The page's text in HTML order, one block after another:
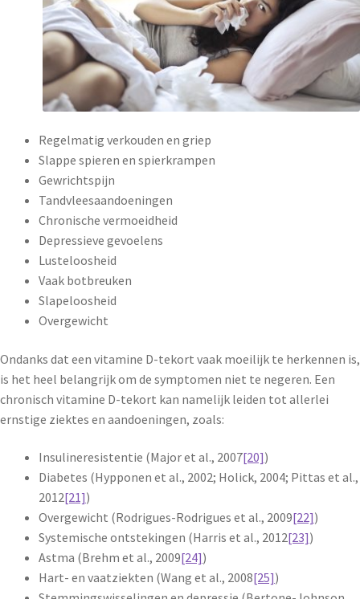
Regelmatig verkouden en griep
Slappe spieren en spierkrampen
Gewrichtspijn
Tandvleesaandoeningen
Chronische vermoeidheid
Depressieve gevoelens
Lusteloosheid
Vaak botbreuken
Slapeloosheid
Overgewicht
Ondanks dat een vitamine D-tekort vaak moeilijk te herkennen is,
is het heel belangrijk om de symptomen niet te negeren. Een
chronisch vitamine D-tekort kan namelijk leiden tot allerlei
ernstige ziektes en aandoeningen, zoals:
Insulineresistentie (Major et al., 2007[20])
Diabetes (Hypponen et al., 2002; Holick, 2004; Pittas et al.,
2012[21])
Overgewicht (Rodrigues-Rodrigues et al., 2009[22])
Systemische ontstekingen (Harris et al., 2012[23])
Astma (Brehm et al., 2009[24])
Hart- en vaatziekten (Wang et al., 2008[25])